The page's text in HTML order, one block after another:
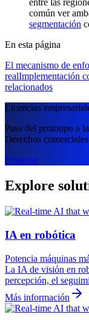
entre las
común ver
segmentación
En esta página
El mecanismo de
realImplementación
relacionados
Licencias
Pasa del prototipo a
Derechos
Empezar
Explore
IA en robótica
Potencia máquinas
La IA de visión en
percepción, el
Más información